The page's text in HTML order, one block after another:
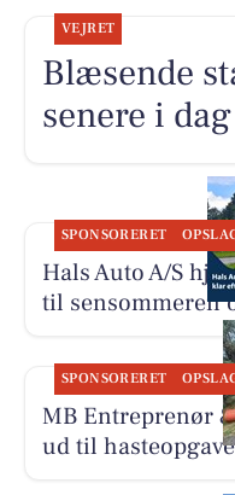
VEJRET
Blæsende
senere i dag
SPONSORERET
Hals Auto A/S
til sensommeren
SPONSORERET
MB Entreprenør
ud til